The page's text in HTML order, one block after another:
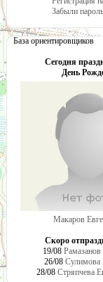
Забыли
База ориентировщиков
Сегодня
День
Макаров
Скоро
19/08
26/08 Сулимова
28/08 Стряпчева